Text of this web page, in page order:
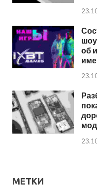
об
МЕТКИ